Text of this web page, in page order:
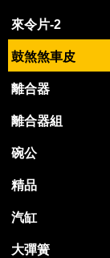
來令片-2
鼓煞煞車皮
離合器
離合器組
碗公
精品
汽缸
大彈簧